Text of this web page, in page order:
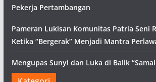
Pekerja Pertambangan
Pameran Lukisan Komunitas Patria Seni
Ketika “Bergerak” Menjadi Mantra
Mengupas Sunyi dan Luka di Balik